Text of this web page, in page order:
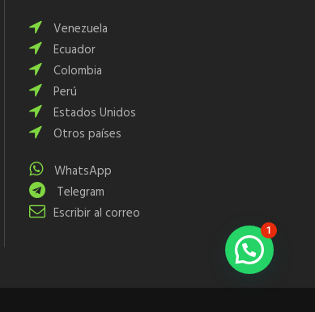
Venezuela
Ecuador
Colombia
Perú
Estados Unidos
Otros países
WhatsApp
Telegram
Escribir al correo
1